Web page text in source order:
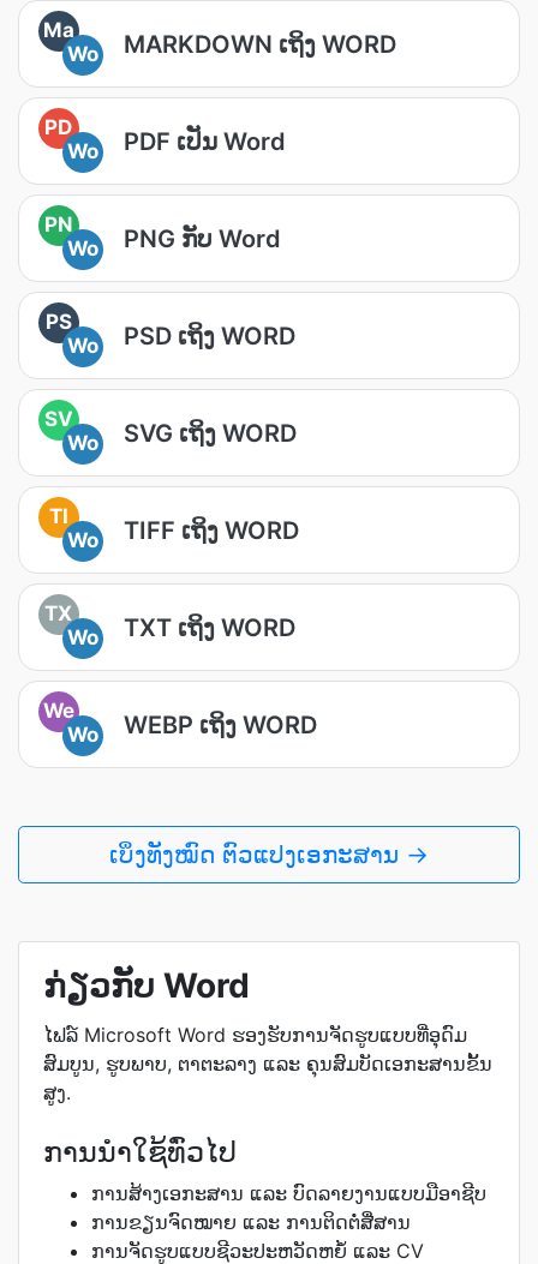
Ma
Wo
MARKDOWN ເຖິງ WORD
PD
Wo
PDF ເປັນ Word
PN
Wo
PNG ກັບ Word
PS
Wo
PSD ເຖິງ WORD
SV
Wo
SVG ເຖິງ WORD
TI
Wo
TIFF ເຖິງ WORD
TX
Wo
TXT ເຖິງ WORD
We
Wo
WEBP ເຖິງ WORD
ເບິ່ງທັງໝົດ ຕົວແປງເອກະສານ →
ກ່ຽວກັບ Word
ໄຟລ໌ Microsoft Word ຮອງຮັບການຈັດຮູບແບບທີ່ອຸດົມ
ສົມບູນ, ຮູບພາບ, ຕາຕະລາງ ແລະ ຄຸນສົມບັດເອກະສານຂັ້ນ
ສູງ.
ການນຳໃຊ້ທົ່ວໄປ
ການສ້າງເອກະສານ ແລະ ບົດລາຍງານແບບມືອາຊີບ
ການຂຽນຈົດໝາຍ ແລະ ການຕິດຕໍ່ສື່ສານ
ການຈັດຮູບແບບຊີວະປະຫວັດຫຍໍ້ ແລະ CV